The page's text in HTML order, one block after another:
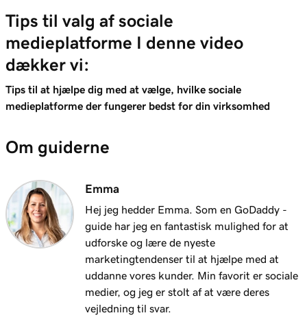
+ Markedsføring
Tips til valg af sociale
medieplatforme I denne video
dækker vi:
Tips til at hjælpe dig med at vælge, hvilke sociale
medieplatforme der fungerer bedst for din virksomhed
Om guiderne
Emma
Hej jeg hedder Emma. Som en GoDaddy -
guide har jeg en fantastisk mulighed for at
udforske og lære de nyeste
marketingtendenser til at hjælpe med at
uddanne vores kunder. Min favorit er sociale
medier, og jeg er stolt af at være deres
vejledning til svar.